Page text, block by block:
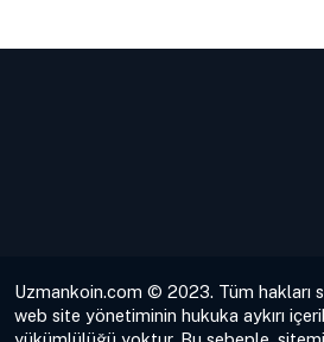
Uzmankoin.com © 2023. Tüm hakları
web site yönetiminin hukuka aykırı